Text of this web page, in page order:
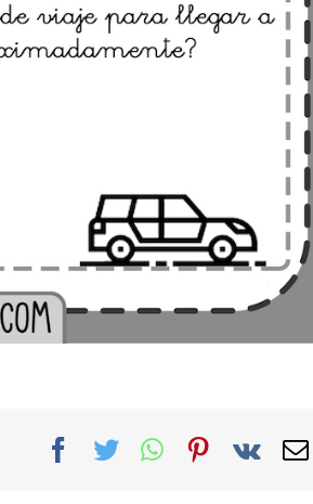
Facebook
TwitterWhatsAppPinterest
Vk